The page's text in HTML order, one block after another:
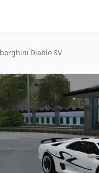
Diablo SV